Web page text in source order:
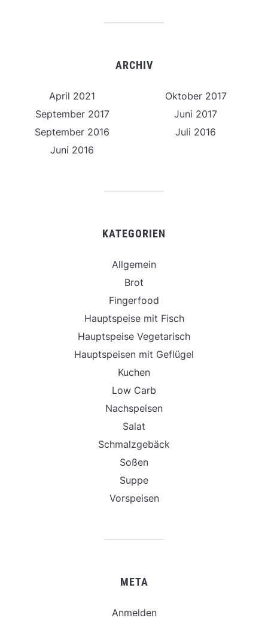
ARCHIV
April 2021
Oktober 2017
September 2017
Juni 2017
September 2016
Juli 2016
Juni 2016
KATEGORIEN
Allgemein
Brot
Fingerfood
Hauptspeise mit Fisch
Hauptspeise Vegetarisch
Hauptspeisen mit Geflügel
Kuchen
Low Carb
Nachspeisen
Salat
Schmalzgebäck
Soßen
Suppe
Vorspeisen
META
Anmelden